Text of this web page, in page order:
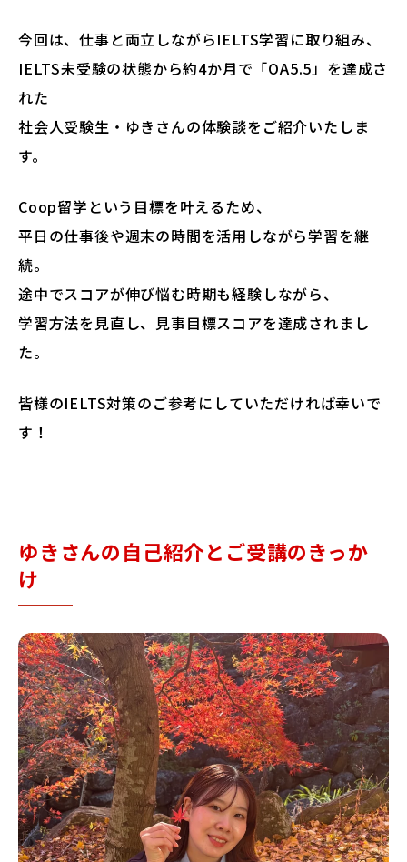
今回は、仕事と両立しながらIELTS学習に取り組み、
IELTS未受験の状態から約4か月で「OA5.5」を達成さ
れた
社会人受験生・ゆきさんの体験談をご紹介いたしま
す。
Coop留学という目標を叶えるため、
平日の仕事後や週末の時間を活用しながら学習を継
続。
途中でスコアが伸び悩む時期も経験しながら、
学習方法を見直し、見事目標スコアを達成されまし
た。
皆様のIELTS対策のご参考にしていただければ幸いで
す！
ゆきさんの自己紹介とご受講のきっか
け